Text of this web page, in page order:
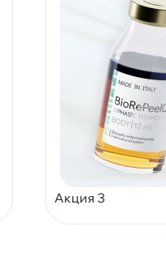
Акция 3